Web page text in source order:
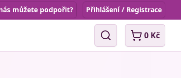
můžete podpořit? Přihlášení / Registrace
Vyhledávání0 Kč